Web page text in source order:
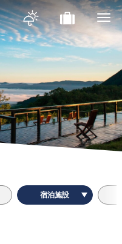
宿泊施設